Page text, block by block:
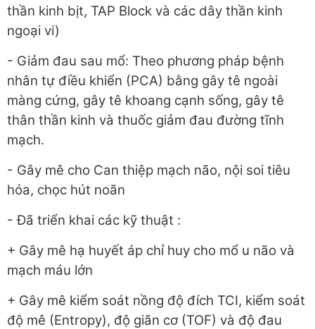
thần kinh bịt, TAP Block và các dây thần kinh
ngoại vi)
- Giảm đau sau mổ: Theo phương pháp bệnh
nhân tự điều khiển (PCA) bằng gây tê ngoài
màng cứng, gây tê khoang cạnh sống, gây tê
thân thần kinh và thuốc giảm đau đường tĩnh
mạch.
- Gây mê cho Can thiệp mạch não, nội soi tiêu
hóa, chọc hút noãn
- Đã triển khai các kỹ thuật :
+ Gây mê hạ huyết áp chỉ huy cho mổ u não và
mạch máu lớn
+ Gây mê kiểm soát nồng độ đích TCI, kiểm soát
độ mê (Entropy), độ giãn cơ (TOF) và độ đau